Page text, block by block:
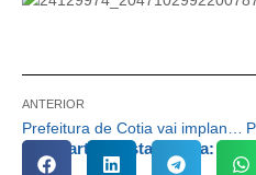
ANTERIOR
Compartilhe esta notícia: